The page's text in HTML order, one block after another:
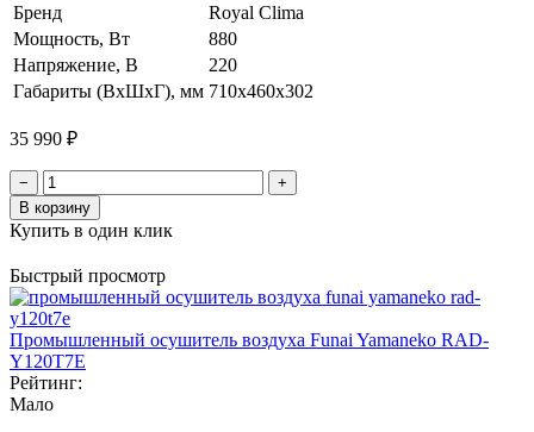
Бренд
Royal Clima
Мощность, Вт
880
Напряжение, В
220
Габариты (ВхШхГ), мм 710x460x302
35 990 ₽
−
+
В корзину
Купить в один клик
Быстрый просмотр
Промышленный осушитель воздуха Funai Yamaneko RAD-
Y120T7E
Рейтинг:
Мало